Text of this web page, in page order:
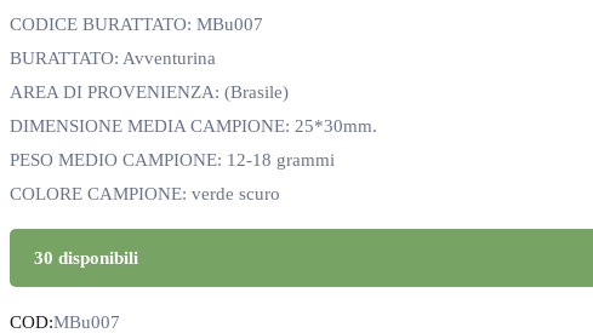
CODICE BURATTATO: MBu007
BURATTATO: Avventurina
AREA DI PROVENIENZA: (Brasile)
DIMENSIONE MEDIA CAMPIONE: 25*30mm.
PESO MEDIO CAMPIONE: 12-18 grammi
COLORE CAMPIONE: verde scuro
30 disponibili
COD:MBu007